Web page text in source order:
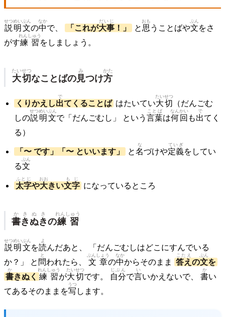
説明
せつめい
文
ぶん
の中
なか
で、 「これが大事
だいじ
！」 と 思
おも
うことばや文
ぶん
をさ
がす練習
れんしゅう
をしましょう。
大切
たいせつ
なことばの見
み
つけ方
かた
くりかえし出
で
てくることば はたいてい大切
たいせつ
（だんごむ
しの説明
せつめい
文
ぶん
で「だんごむし」 という 言葉
ことば
は何
なん
回
かい
も出
で
てく
る）
「〜 です」「〜 といいます」 と名
な
づけや定義
ていぎ
をしてい
る文
ぶん
太字
ふとじ
や大
おお
きい文字
もじ
になっているところ
書きぬき
かきぬき
の練習
れんしゅう
説明
せつめい
文
ぶん
を読
よ
んだあと、 「だんごむしはどこにすんでいる
か？」 と 問
と
われたら、 文章
ぶんしょう
の中
なか
からそのまま 答え
こたえ
の文
ぶん
を
書
か
きぬく 練習
れんしゅう
が大切
たいせつ
です。 自分
じぶん
で言
い
いかえないで、 書
か
い
てあるそのままを写
うつ
します。